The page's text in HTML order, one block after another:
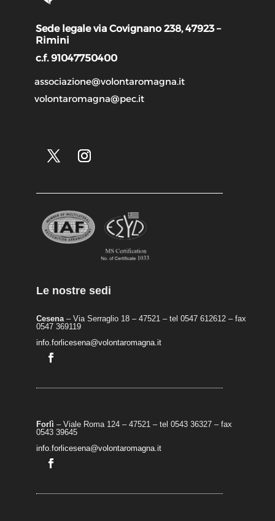
Sede legale via Covignano 238, 47923 –
Rimini
c.f. 91047750400
associazione@volontaromagna.it
volontaromagna@pec.it
Le nostre sedi
Cesena– Via Serraglio 18 – 47521 – tel 0547 612612 – fax
0547 369119
info.forlicesena@volontaromagna.it
Forlì – Viale Roma 124 – 47521 – tel 0543 36327 – fax
0543 39645
info.forlicesena@volontaromagna.it